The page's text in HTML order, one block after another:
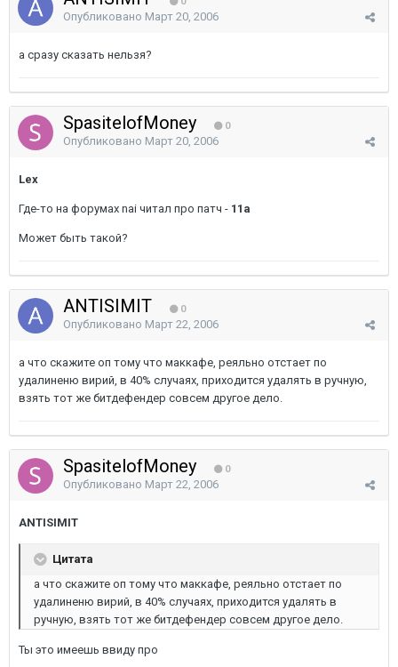
Опубликовано Март 20, 2006
а сразу сказать нельзя?
SpasitelofMoney 0
Опубликовано Март 20, 2006
Lex
Где-то на форумах nai читал про патч - 11a
Может быть такой?
ANTISIMIT 0
Опубликовано Март 22, 2006
а что скажите оп тому что маккафе, реяльно отстает по
удалиненю вирий, в 40% случаях, приходится удалять в ручную,
взять тот же битдефендер совсем другое дело.
SpasitelofMoney 0
Опубликовано Март 22, 2006
ANTISIMIT
Цитата
а что скажите оп тому что маккафе, реяльно отстает по
удалиненю вирий, в 40% случаях, приходится удалять в
ручную, взять тот же битдефендер совсем другое дело.
Ты это имеешь ввиду про